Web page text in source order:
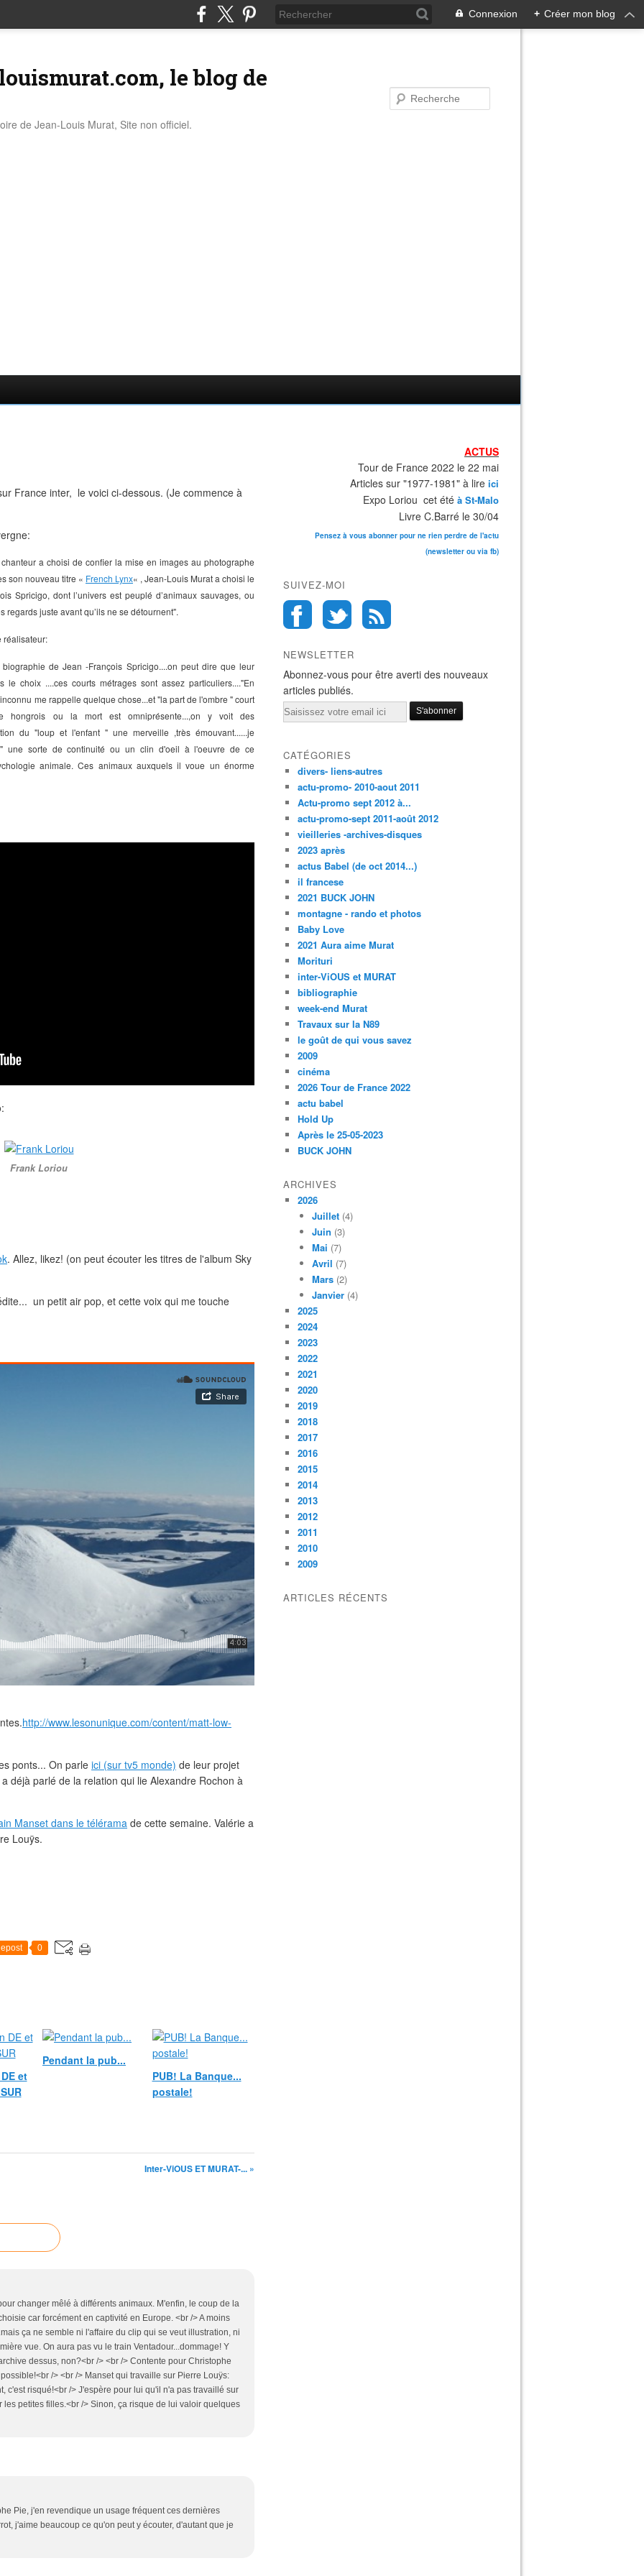
Connexion + Créer mon blog
le blog de
de Jean-Louis Murat, Site non officiel.
France inter, le voici ci-dessous. (Je commence à
a choisi de confier la mise en images au photographe
son nouveau titre « French Lynx« , Jean-Louis Murat a choisi le
Spricigo, dont l’univers est peuplé d’animaux sauvages, ou
juste avant qu’ils ne se détournent".
réalisateur:
de Jean -François Spricigo....on peut dire que leur
le choix ....ces courts métrages sont assez particuliers...."En
me rappelle quelque chose...et "la part de l'ombre " court
hongrois ou la mort est omniprésente...,on y voit des
du "loup et l'enfant " une merveille ,très émouvant......je
une sorte de continuité ou un clin d'oeil à l'oeuvre de ce
animale. Ces animaux auxquels il voue un énorme
Frank Loriou
. Allez, likez! (on peut écouter les titres de l'album Sky
un petit air pop, et cette voix qui me touche
http://www.lesonunique.com/content/matt-low-
ponts... On parle ici (sur tv5 monde) de leur projet
déjà parlé de la relation qui lie Alexandre Rochon à
Manset dans le télérama de cette semaine. Valérie a
Louÿs.
0
et
Pendant la pub...
PUB! La Banque...
postale!
Inter-ViOUS ET MURAT-... »
changer mêlé à différents animaux. M'enfin, le coup de la
car forcément en captivité en Europe. <br /> A moins
ça ne semble ni l'affaire du clip qui se veut illustration, ni
vue. On aura pas vu le train Ventadour...dommage! Y
dessus, non?<br /> <br /> Contente pour Christophe
/> <br /> Manset qui travaille sur Pierre Louÿs:
c'est risqué!<br /> J'espère pour lui qu'il n'a pas travaillé sur
petites filles.<br /> Sinon, ça risque de lui valoir quelques
Pie, j'en revendique un usage fréquent ces dernières
j'aime beaucoup ce qu'on peut y écouter, d'autant que je
ACTUS
Tour de France 2022 le 22 mai
Articles sur "1977-1981" à lire ici
Expo Loriou cet été à St-Malo
Livre C.Barré le 30/04
Pensez à vous abonner pour ne rien perdre de l'actu
(newsletter ou via fb)
SUIVEZ-MOI
NEWSLETTER
Abonnez-vous pour être averti des nouveaux
articles publiés.
Email
CATÉGORIES
divers- liens-autres
actu-promo- 2010-aout 2011
Actu-promo sept 2012 à...
actu-promo-sept 2011-août 2012
vieilleries -archives-disques
2023 après
actus Babel (de oct 2014...)
il francese
2021 BUCK JOHN
montagne - rando et photos
Baby Love
2021 Aura aime Murat
Morituri
inter-ViOUS et MURAT
bibliographie
week-end Murat
Travaux sur la N89
le goût de qui vous savez
2009
cinéma
2026 Tour de France 2022
actu babel
Hold Up
Après le 25-05-2023
BUCK JOHN
ARCHIVES
2026
Juillet (4)
Juin (3)
Mai (7)
Avril (7)
Mars (2)
Janvier (4)
2025
2024
2023
2022
2021
2020
2019
2018
2017
2016
2015
2014
2013
2012
2011
2010
2009
ARTICLES RÉCENTS